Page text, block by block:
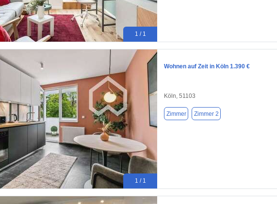
1 / 1
1 / 1
Wohnen auf Zeit in Köln 1.390 €
Köln, 51103
Zimmer Zimmer 2